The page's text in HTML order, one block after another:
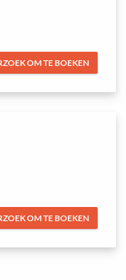
OM TE BOEKEN
OM TE BOEKEN